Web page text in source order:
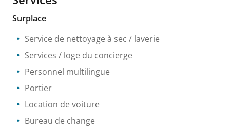
Surplace
Service de nettoyage à sec / laverie
Services / loge du concierge
Personnel multilingue
Portier
Location de voiture
Bureau de change